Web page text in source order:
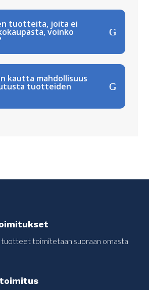
tuotteita, joita ei
voinko
kautta mahdollisuus
tuotteiden
tuotteet toimitetaan suoraan omasta